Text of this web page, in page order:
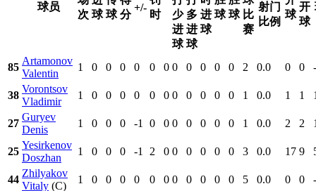
球员
次 球 球 分
+/-
时
少
进
球
多
进
球
进
球
球 球 比
赛
射门
比例
球
开
球
85
Artamonov
Valentin
1 0 0 0 0 0 0 0 0 0 0 0 2 0.0 0 0 -
38
Vorontsov
Vladimir
1 0 0 0 0 0 0 0 0 0 0 0 1 0.0 1 1
27
Guryev
Denis
1 0 0 0 -1 0 0 0 0 0 0 0 1 0.0 2 2
25
Yesirkenov
Doszhan
1 0 0 0 -1 2 0 0 0 0 0 0 3 0.0 17 9
44
Zhilyakov
Vitaly (C)
1 0 0 0 0 0 0 0 0 0 0 0 5 0.0 0 0 -